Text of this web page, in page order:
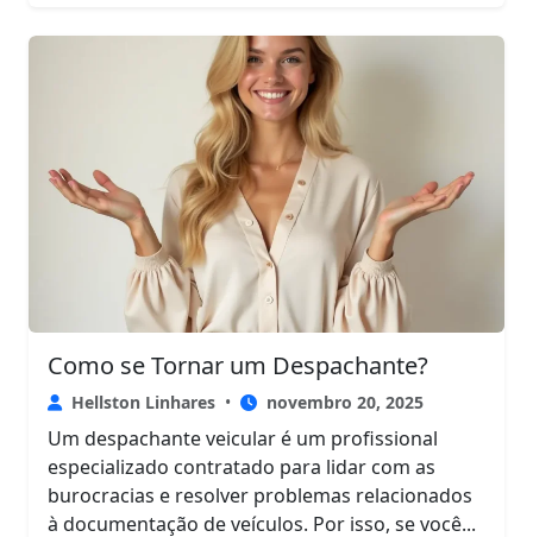
Como se Tornar um Despachante?
Hellston Linhares • novembro 20, 2025
Um despachante veicular é um profissional
especializado contratado para lidar com as
burocracias e resolver problemas relacionados
à documentação de veículos. Por isso, se você...